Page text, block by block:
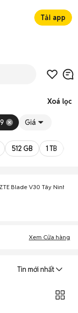
Tải app
Xoá lọc
Giá
512 GB 1 TB
ZTE Blade V30 Tây Ninh
Xem Cửa hàng
Tin mới nhất